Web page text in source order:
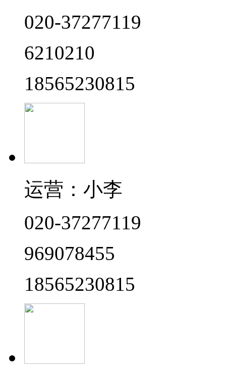
020-37277119
6210210
18565230815
运营：小李
020-37277119
969078455
18565230815